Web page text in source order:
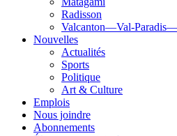
Radisson
Valcanton—Val-
Nouvelles
Actualités
Sports
Politique
Art & Culture
Emplois
Nous joindre
Abonnements